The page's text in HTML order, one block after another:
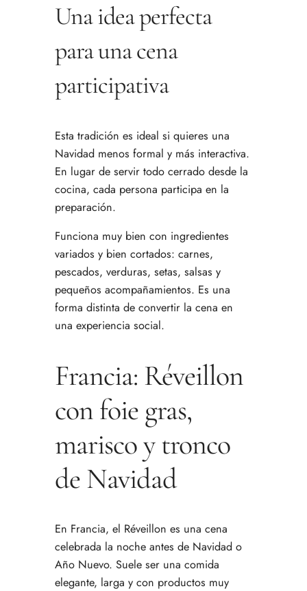
Una idea perfecta
para una cena
participativa
Esta tradición es ideal si quieres una
Navidad menos formal y más interactiva.
En lugar de servir todo cerrado desde la
cocina, cada persona participa en la
preparación.
Funciona muy bien con ingredientes
variados y bien cortados: carnes,
pescados, verduras, setas, salsas y
pequeños acompañamientos. Es una
forma distinta de convertir la cena en
una experiencia social.
Francia: Réveillon
con foie gras,
marisco y tronco
de Navidad
En Francia, el Réveillon es una cena
celebrada la noche antes de Navidad o
Año Nuevo. Suele ser una comida
elegante, larga y con productos muy